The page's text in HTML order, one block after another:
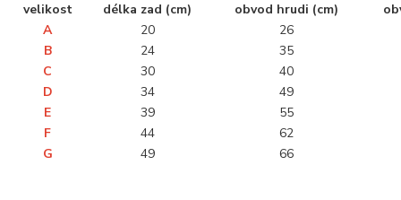
velikost
délka zad (cm) obvod hrudi (cm)
A
20
26
B
24
35
C
30
40
D
34
49
E
39
55
F
44
62
G
49 66